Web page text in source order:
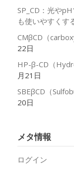
SP_CD：光や
も使いやすくす
CMβCD（
22日
HP-β-CD（
月21日
SBEβCD（
20日
メタ情報
ログイン